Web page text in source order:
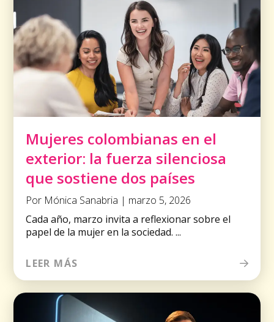
Mujeres colombianas en el
exterior: la fuerza silenciosa
que sostiene dos países
Por Mónica Sanabria | marzo 5, 2026
Cada año, marzo invita a reflexionar sobre el
papel de la mujer en la sociedad. ...
LEER MÁS